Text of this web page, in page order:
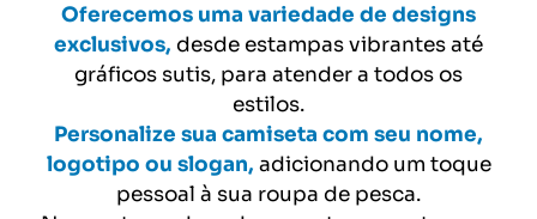
Oferecemos uma variedade de designs
exclusivos, desde estampas vibrantes até
gráficos sutis, para atender a todos os
estilos.
Personalize sua camiseta com seu nome,
logotipo ou slogan, adicionando um toque
pessoal à sua roupa de pesca.